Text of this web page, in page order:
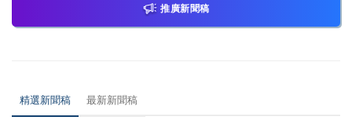
推廣新聞稿
精選新聞稿 最新新聞稿